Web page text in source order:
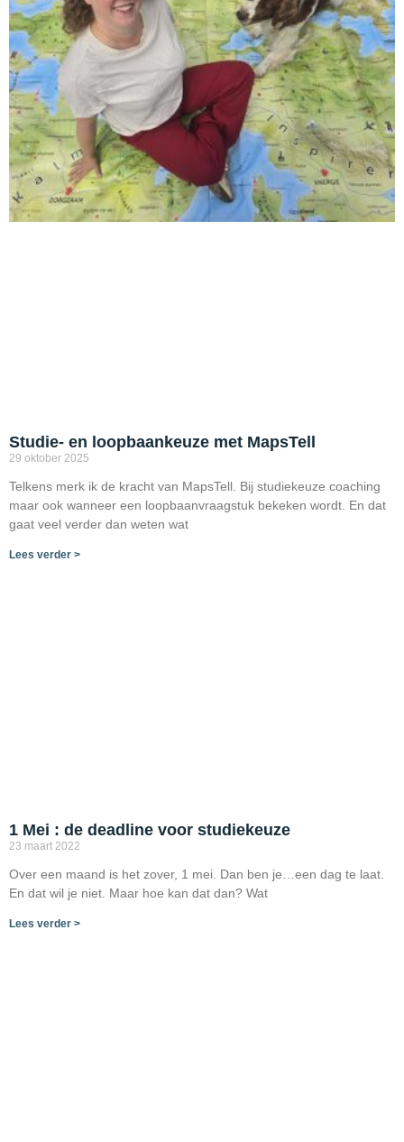
Studie- en loopbaankeuze met MapsTell
29 oktober 2025
Telkens merk ik de kracht van MapsTell. Bij studiekeuze coaching
maar ook wanneer een loopbaanvraagstuk bekeken wordt. En dat
gaat veel verder dan weten wat
Lees verder >
1 Mei : de deadline voor studiekeuze
23 maart 2022
Over een maand is het zover, 1 mei. Dan ben je…een dag te laat.
En dat wil je niet. Maar hoe kan dat dan? Wat
Lees verder >